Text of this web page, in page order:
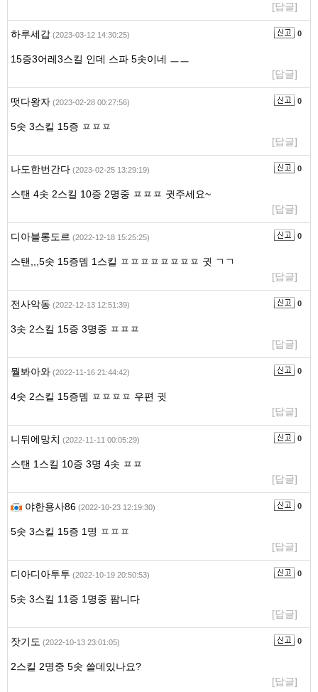
[답글]
하루세갑 (2023-03-12 14:30:25) 0
15증3어레3스킬 인데 스파 5솟이네 ㅡㅡ
[답글]
떳다왕자 (2023-02-28 00:27:56) 0
5솟 3스킬 15증 ㅍㅍㅍ
[답글]
나도한번간다 (2023-02-25 13:29:19) 0
스탠 4솟 2스킬 10증 2명중 ㅍㅍㅍ 귓주세요~
[답글]
디아블롱도르 (2022-12-18 15:25:25) 0
스탠,,,5솟 15증뎀 1스킬 ㅍㅍㅍㅍㅍㅍㅍㅍ 귓 ㄱㄱ
[답글]
전사악동 (2022-12-13 12:51:39) 0
3솟 2스킬 15증 3명중 ㅍㅍㅍ
[답글]
뭘봐아와 (2022-11-16 21:44:42) 0
4솟 2스킬 15증뎀 ㅍㅍㅍㅍ 우편 귓
[답글]
니뒤에망치 (2022-11-11 00:05:29) 0
스탠 1스킬 10증 3명 4솟 ㅍㅍ
[답글]
야한용사86 (2022-10-23 12:19:30) 0
5솟 3스킬 15증 1명 ㅍㅍㅍ
[답글]
디아디아투투 (2022-10-19 20:50:53) 0
5솟 3스킬 11증 1명중 팜니다
[답글]
잣기도 (2022-10-13 23:01:05) 0
2스킬 2명중 5솟 쓸데있나요?
[답글]